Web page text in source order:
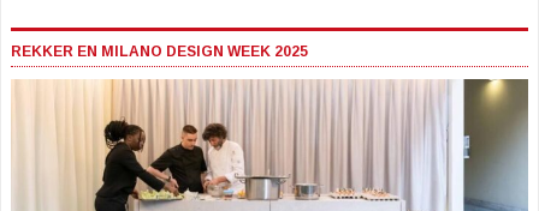
REKKER EN MILANO DESIGN WEEK 2025